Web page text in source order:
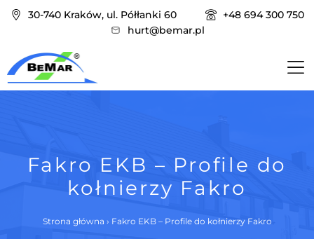
30-740 Kraków, ul. Półłanki 60
+48 694 300 750
hurt@bemar.pl
Fakro EKB – Profile do
kołnierzy Fakro
Strona główna › Fakro EKB – Profile do kołnierzy Fakro